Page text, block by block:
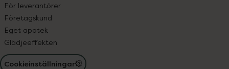
För leverantörer
Företagskund
Eget apotek
Glädjeeffekten
Cookieinställningar